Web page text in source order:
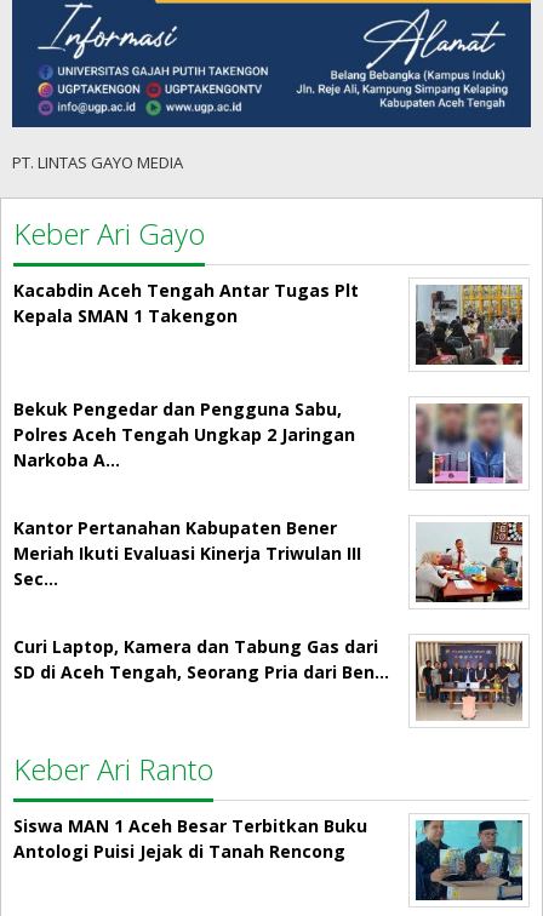
PT. LINTAS GAYO MEDIA
Keber Ari Gayo
Kacabdin Aceh Tengah Antar Tugas Plt
Kepala SMAN 1 Takengon
Bekuk Pengedar dan Pengguna Sabu,
Polres Aceh Tengah Ungkap 2 Jaringan
Narkoba A…
Kantor Pertanahan Kabupaten Bener
Meriah Ikuti Evaluasi Kinerja Triwulan III
Sec…
Curi Laptop, Kamera dan Tabung Gas dari
SD di Aceh Tengah, Seorang Pria dari Ben…
Keber Ari Ranto
Siswa MAN 1 Aceh Besar Terbitkan Buku
Antologi Puisi Jejak di Tanah Rencong